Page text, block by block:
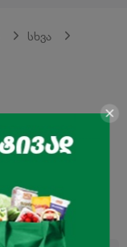
სხვა